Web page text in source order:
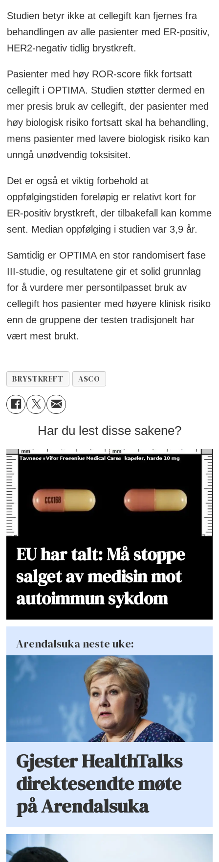
Studien betyr ikke at cellegift kan fjernes fra
behandlingen av alle pasienter med ER-positiv,
HER2-negativ tidlig brystkreft.
Pasienter med høy ROR-score fikk fortsatt
cellegift i OPTIMA. Studien støtter dermed en
mer presis bruk av cellegift, der pasienter med
høy biologisk risiko fortsatt skal ha behandling,
mens pasienter med lavere biologisk risiko kan
unngå unødvendig toksisitet.
Det er også et viktig forbehold at
oppfølgingstiden foreløpig er relativt kort for
ER-positiv brystkreft, der tilbakefall kan komme
sent. Median oppfølging i studien var 3,9 år.
Samtidig er OPTIMA en stor randomisert fase
III-studie, og resultatene gir et solid grunnlag
for å vurdere mer persontilpasset bruk av
cellegift hos pasienter med høyere klinisk risiko
enn de gruppene der testen tradisjonelt har
vært mest brukt.
BRYSTKREFT ASCO
Har du lest disse sakene?
EU har talt: Må stoppe
salget av medisin mot
autoimmun sykdom
Arendalsuka neste uke:
Gjester HealthTalks
direktesendte møte
på Arendalsuka